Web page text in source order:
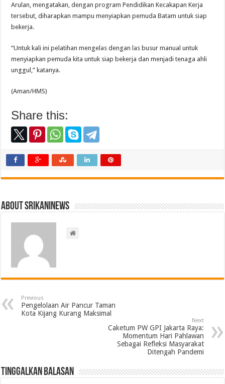
Arulan, mengatakan, dengan program Pendidikan Kecakapan Kerja
tersebut, diharapkan mampu menyiapkan pemuda Batam untuk siap
bekerja.
“Untuk kali ini pelatihan mengelas dengan las busur manual untuk
menyiapkan pemuda kita untuk siap bekerja dan menjadi tenaga ahli
unggul,” katanya.
(Aman/HMS)
Share this:
About srikaninews
Previous
Pengelolaan Air Pancur Taman
Kota Kijang Kurang Maksimal
Next
Caketum PW GPI Jakarta Raya:
Momentum Hari Pahlawan
Sebagai Refleksi Masyarakat
Ditengah Pandemi
Tinggalkan Balasan